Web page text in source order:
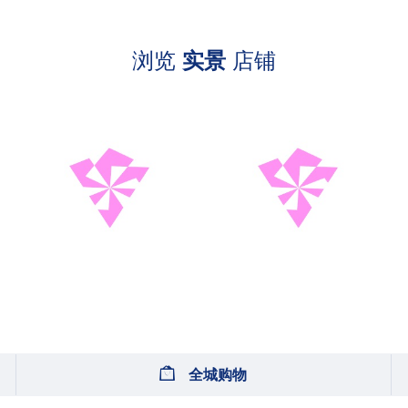
浏览 实景 店铺
全城购物